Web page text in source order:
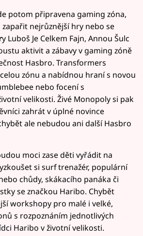
potom připravena gaming zóna,
nejrůznější hry nebo se
y Luboš Je Celkem Fajn, Annou Šulc
aktivit a zábavy v gaming zóně
Hasbro. Transformers
zónu a nabídnou hraní s novou
nebo focení s
velikosti. Živé Monopoly si pak
zahrát v úplné novince
ale nebudou ani další Hasbro
moci zase děti vyřádit na
si surf trenažér, populární
chůdy, skákacího panáka či
se značkou Haribo. Chybět
workshopy pro malé i velké,
s rozpoznáním jednotlivých
Haribo v životní velikosti.